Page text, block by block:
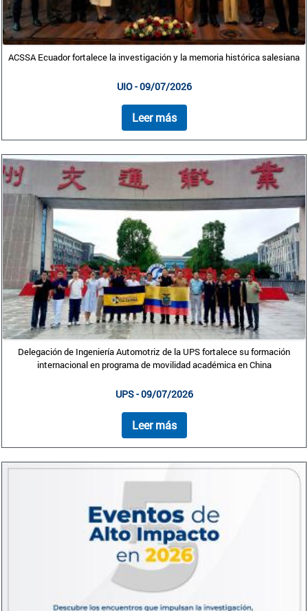
ACSSA Ecuador fortalece la investigación y la memoria histórica salesiana
UIO - 09/07/2026
Leer más
Delegación de Ingeniería Automotriz de la UPS fortalece su formación
internacional en programa de movilidad académica en China
UPS - 09/07/2026
Leer más